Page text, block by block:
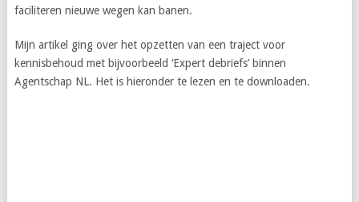
faciliteren nieuwe wegen kan banen.
Mijn artikel ging over het opzetten van een traject voor
kennisbehoud met bijvoorbeeld ‘Expert debriefs’ binnen
Agentschap NL. Het is hieronder te lezen en te downloaden.